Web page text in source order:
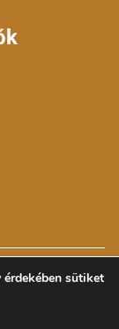
sütiket